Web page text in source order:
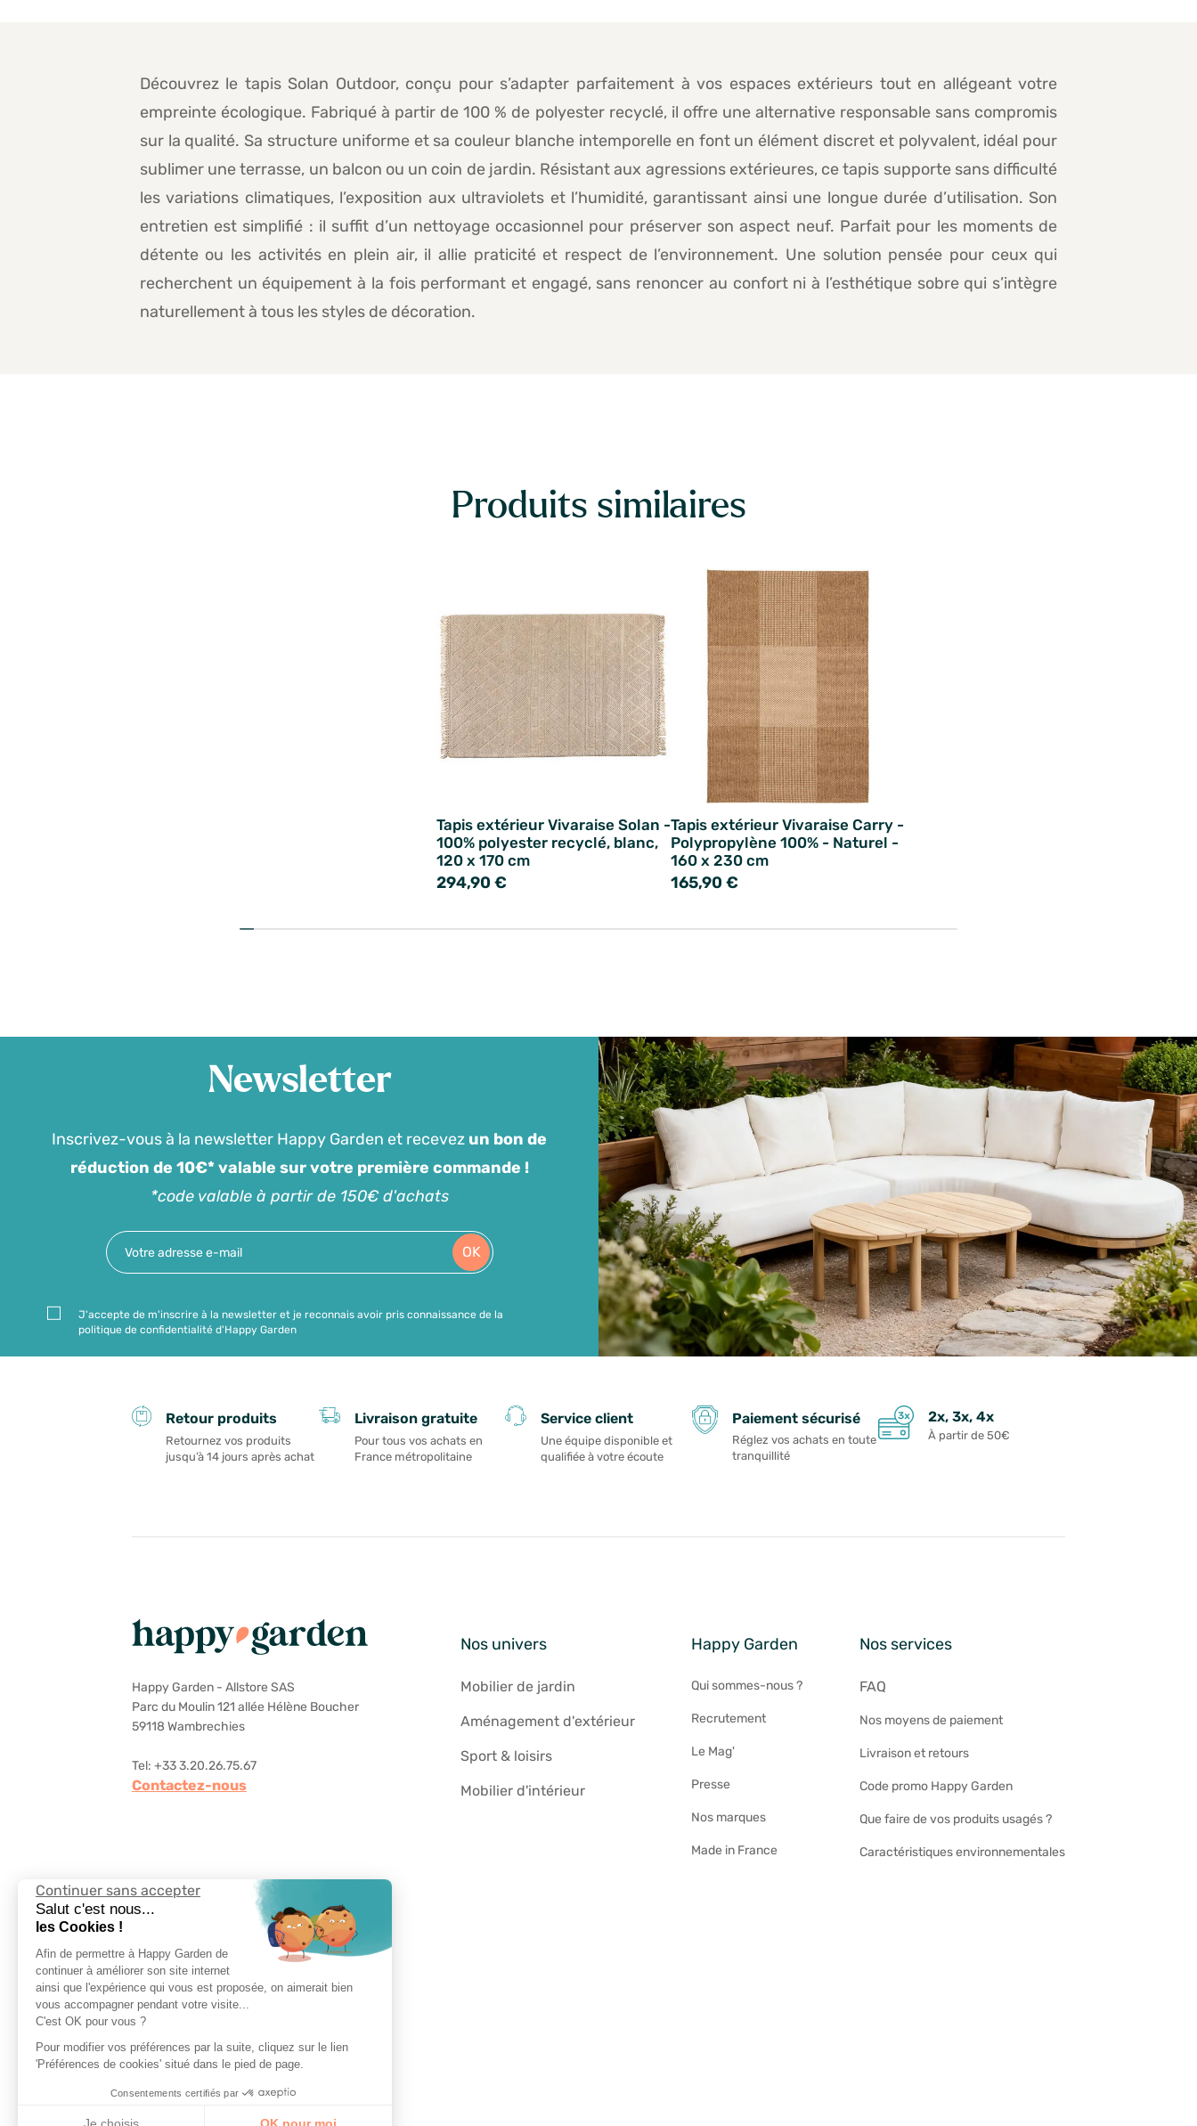
Continuer sans accepter
Salut c'est nous...
les Cookies !
Afin de permettre à Happy Garden de
continuer à améliorer son site internet
ainsi que l'expérience qui vous est proposée, on aimerait bien
vous accompagner pendant votre visite...
C'est OK pour vous ?
Pour modifier vos préférences par la suite, cliquez sur le lien
'Préférences de cookies' situé dans le pied de page.
Consentements certifiés par
Découvrez le tapis Solan Outdoor, conçu pour s’adapter parfaitement à vos espaces extérieurs tout en allégeant votre
empreinte écologique. Fabriqué à partir de 100 % de polyester recyclé, il offre une alternative responsable sans compromis
sur la qualité. Sa structure uniforme et sa couleur blanche intemporelle en font un élément discret et polyvalent, idéal pour
sublimer une terrasse, un balcon ou un coin de jardin. Résistant aux agressions extérieures, ce tapis supporte sans difficulté
les variations climatiques, l’exposition aux ultraviolets et l’humidité, garantissant ainsi une longue durée d’utilisation. Son
entretien est simplifié : il suffit d’un nettoyage occasionnel pour préserver son aspect neuf. Parfait pour les moments de
détente ou les activités en plein air, il allie praticité et respect de l’environnement. Une solution pensée pour ceux qui
recherchent un équipement à la fois performant et engagé, sans renoncer au confort ni à l’esthétique sobre qui s’intègre
naturellement à tous les styles de décoration.
Produits similaires
Tapis extérieur Vivaraise Solan -
100% polyester recyclé, blanc,
120 x 170 cm
294,90 €
Tapis extérieur Vivaraise Carry -
Polypropylène 100% - Naturel -
160 x 230 cm
165,90 €
Newsletter
Inscrivez-vous à la newsletter Happy Garden et recevez un bon de
réduction de 10€* valable sur votre première commande !
*code valable à partir de 150€ d'achats
OK
J'accepte de m'inscrire à la newsletter et je reconnais avoir pris connaissance de la
politique de confidentialité d'Happy Garden
Retour produits
Retournez vos produits
jusqu’à 14 jours après achat
Livraison gratuite
Pour tous vos achats en
France métropolitaine
Service client
Une équipe disponible et
qualifiée à votre écoute
Paiement sécurisé
Réglez vos achats en toute
tranquillité
2x, 3x, 4x
À partir de 50€
Happy Garden - Allstore SAS
Parc du Moulin 121 allée Hélène Boucher
59118 Wambrechies
Tel: +33 3.20.26.75.67
Contactez-nous
Nos univers
Mobilier de jardin
Aménagement d'extérieur
Sport & loisirs
Mobilier d'intérieur
Happy Garden
Qui sommes-nous ?
Recrutement
Le Mag'
Presse
Nos marques
Made in France
Nos services
FAQ
Nos moyens de paiement
Livraison et retours
Code promo Happy Garden
Que faire de vos produits usagés ?
Caractéristiques environnementales
Suivez-nous
Choisir la langue